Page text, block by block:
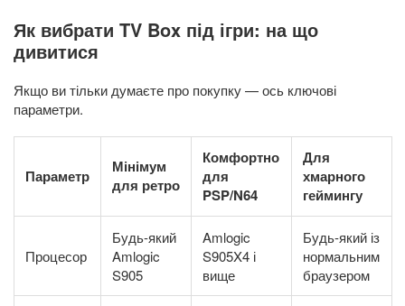
Як вибрати TV Box під ігри: на що
дивитися
Якщо ви тільки думаєте про покупку — ось ключові
параметри.
Параметр
Мінімум
для ретро
Комфортно
для
PSP/N64
Для
хмарного
геймингу
Процесор
Будь-який
Amlogic
S905
Amlogic
S905X4 і
вище
Будь-який із
нормальним
браузером